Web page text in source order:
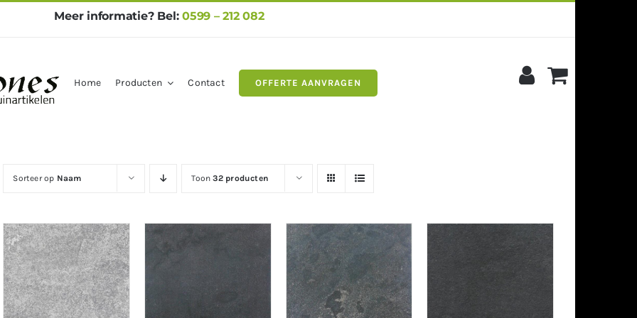
Meer informatie? Bel:0599 – 212 082
Home Producten Contact OFFERTE AANVRAGEN
Sorteer op Naam Toon32 producten